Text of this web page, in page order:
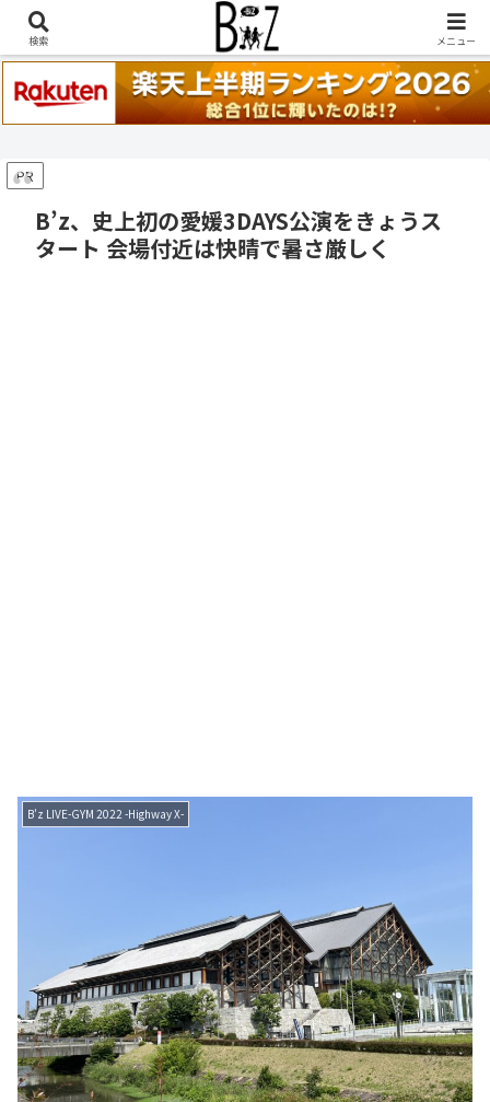
稲葉浩志『en-Zepp』『enⅣ』セトリ一覧はこちら
PR
B’z、史上初の愛媛3DAYS公演をきょうス
タート 会場付近は快晴で暑さ厳しく
B'z LIVE-GYM 2022 -Highway X-
検索 メニュー